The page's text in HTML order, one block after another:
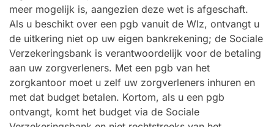
meer mogelijk is, aangezien deze wet is afgeschaft.
Als u beschikt over een pgb vanuit de Wlz, ontvangt u
de uitkering niet op uw eigen bankrekening; de Sociale
Verzekeringsbank is verantwoordelijk voor de betaling
aan uw zorgverleners. Met een pgb van het
zorgkantoor moet u zelf uw zorgverleners inhuren en
met dat budget betalen. Kortom, als u een pgb
ontvangt, komt het budget via de Sociale